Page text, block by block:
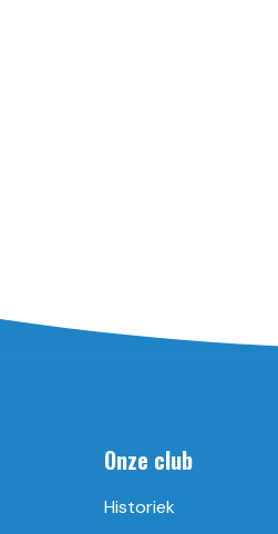
Onze club
Historiek